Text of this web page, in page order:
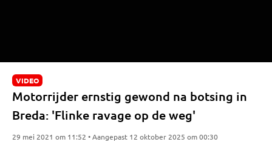
VIDEO
Motorrijder ernstig gewond na botsing in
Breda: 'Flinke ravage op de weg'
29 mei 2021 om 11:52 • Aangepast 12 oktober 2025 om 00:30